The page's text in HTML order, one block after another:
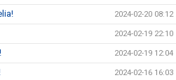
2024-02-20 08:12
2024-02-19 22:10
2024-02-19 12:04
2024-02-16 16:03